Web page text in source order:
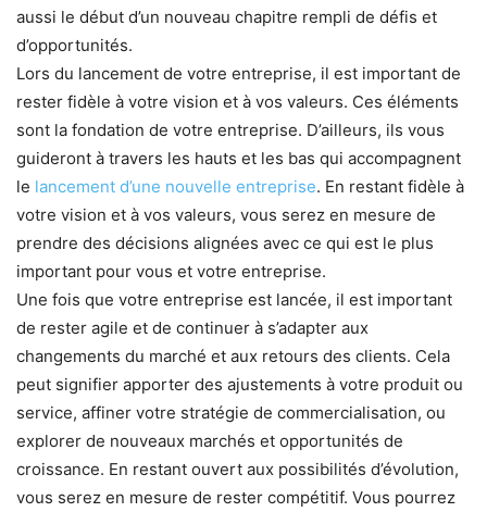
aussi le début d’un nouveau chapitre rempli de défis et
d’opportunités.
Lors du lancement de votre entreprise, il est important de
rester fidèle à votre vision et à vos valeurs. Ces éléments
sont la fondation de votre entreprise. D’ailleurs, ils vous
guideront à travers les hauts et les bas qui accompagnent
le lancement d’une nouvelle entreprise. En restant fidèle à
votre vision et à vos valeurs, vous serez en mesure de
prendre des décisions alignées avec ce qui est le plus
important pour vous et votre entreprise.
Une fois que votre entreprise est lancée, il est important
de rester agile et de continuer à s’adapter aux
changements du marché et aux retours des clients. Cela
peut signifier apporter des ajustements à votre produit ou
service, affiner votre stratégie de commercialisation, ou
explorer de nouveaux marchés et opportunités de
croissance. En restant ouvert aux possibilités d’évolution,
vous serez en mesure de rester compétitif. Vous pourrez